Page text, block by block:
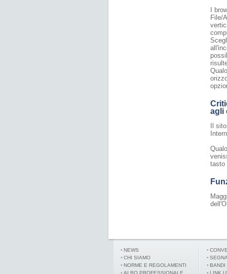
I
File/
agli
Il
tasto
NEWS
CHI SIAMO
NORME E REGOLAMENTI
ALBO PROFESSIONALE
BANDI
LINK